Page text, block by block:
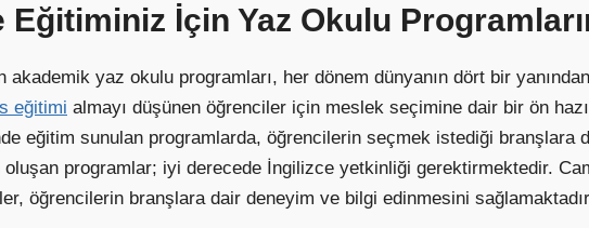
İçin Yaz Okulu
yaz okulu programları, her dönem dünyanın dört bir
eğitimi almayı düşünen öğrenciler için meslek seçimine dair bir ön
eğitim sunulan programlarda, öğrencilerin seçmek istediği branşlara
programlar; iyi derecede İngilizce yetkinliği gerektirmektedir.
öğrencilerin branşlara dair deneyim ve bilgi edinmesini